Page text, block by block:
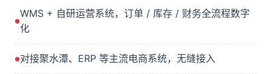
WMS + 自研运营系统，订单 / 库存 / 财务全流程数字
化
对接聚水潭、ERP 等主流电商系统，无缝接入